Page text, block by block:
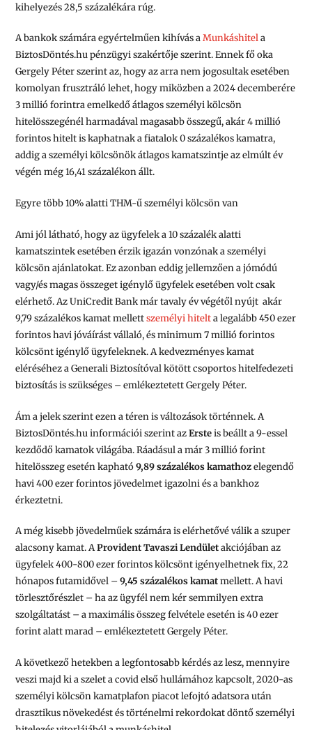
kihelyezés 28,5 százalékára rúg.
A bankok számára egyértelműen kihívás aMunkáshitela
BiztosDöntés.hu pénzügyi szakértője szerint. Ennek fő oka
Gergely Péter szerint az, hogy az arra nem jogosultak esetében
komolyan frusztráló lehet, hogy miközben a 2024 decemberére
3 millió forintra emelkedő átlagos személyi kölcsön
hitelösszegénél harmadával magasabb összegű, akár 4 millió
forintos hitelt is kaphatnak a fiatalok 0 százalékos kamatra,
addig a személyi kölcsönök átlagos kamatszintje az elmúlt év
végén még 16,41 százalékon állt.
Egyre több 10% alatti THM-ű személyi kölcsön van
Ami jól látható, hogy az ügyfelek a 10 százalék alatti
kamatszintek esetében érzik igazán vonzónak a személyi
kölcsön ajánlatokat. Ez azonban eddig jellemzően a jómódú
vagy/és magas összeget igénylő ügyfelek esetében volt csak
elérhető. Az UniCredit Bank már tavaly év végétől nyújt akár
9,79 százalékos kamat mellettszemélyi hitelta legalább 450 ezer
forintos havi jóváírást vállaló, és minimum 7 millió forintos
kölcsönt igénylő ügyfeleknek. A kedvezményes kamat
eléréséhez a Generali Biztosítóval kötött csoportos hitelfedezeti
biztosítás is szükséges – emlékeztetett Gergely Péter.
Ám a jelek szerint ezen a téren is változások történnek. A
BiztosDöntés.hu információi szerint azErsteis beállt a 9-essel
kezdődő kamatok világába. Ráadásul a már 3 millió forint
hitelösszeg esetén kapható9,89 százalékos kamathozelegendő
havi 400 ezer forintos jövedelmet igazolni és a bankhoz
érkeztetni.
A még kisebb jövedelműek számára is elérhetővé válik a szuper
alacsony kamat. AProvident Tavaszi Lendületakciójában az
ügyfelek 400-800 ezer forintos kölcsönt igényelhetnek fix, 22
hónapos futamidővel –9,45 százalékos kamatmellett. A havi
törlesztőrészlet – ha az ügyfél nem kér semmilyen extra
szolgáltatást – a maximális összeg felvétele esetén is 40 ezer
forint alatt marad – emlékeztetett Gergely Péter.
A következő hetekben a legfontosabb kérdés az lesz, mennyire
veszi majd ki a szelet a covid első hullámához kapcsolt, 2020-as
személyi kölcsön kamatplafon piacot lefojtó adatsora után
drasztikus növekedést és történelmi rekordokat döntő személyi